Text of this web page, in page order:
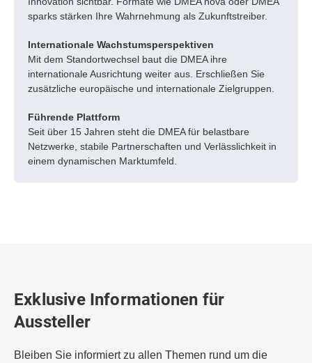
sparks stärken Ihre Wahrnehmung als Zukunftstreiber.
Internationale Wachstumsperspektiven
Mit dem Standortwechsel baut die DMEA ihre
internationale Ausrichtung weiter aus. Erschließen Sie
zusätzliche europäische und internationale Zielgruppen.
Führende Plattform
Seit über 15 Jahren steht die DMEA für belastbare
Netzwerke, stabile Partnerschaften und Verlässlichkeit in
einem dynamischen Marktumfeld.
Exklusive Informationen für
Aussteller
Bleiben Sie informiert zu allen Themen rund um die